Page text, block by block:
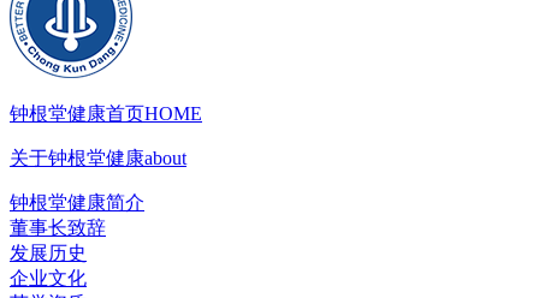
钟根堂健康首页HOME
关于钟根堂健康about
钟根堂健康简介
董事长致辞
发展历史
企业文化